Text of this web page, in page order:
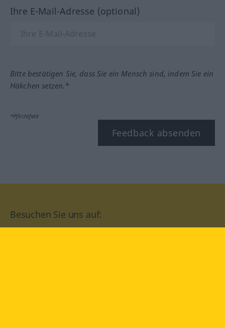
Ihre E-Mail-Adresse (optional)
Bitte bestätigen Sie, dass Sie ein Mensch sind, indem Sie ein
Häkchen setzen.*
*Pflichtfeld
Feedback absenden
Besuchen Sie uns auf: